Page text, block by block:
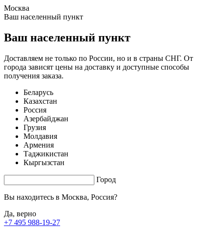
Москва
Ваш населенный пункт
Ваш населенный пункт
Доставляем не только по России, но и в страны СНГ. От
города зависят цены на доставку и доступные способы
получения заказа.
Беларусь
Казахстан
Россия
Азербайджан
Грузия
Молдавия
Армения
Таджикистан
Кыргызстан
Город
Вы находитесь в Москва, Россия?
Да, верно
+7 495 988-19-27